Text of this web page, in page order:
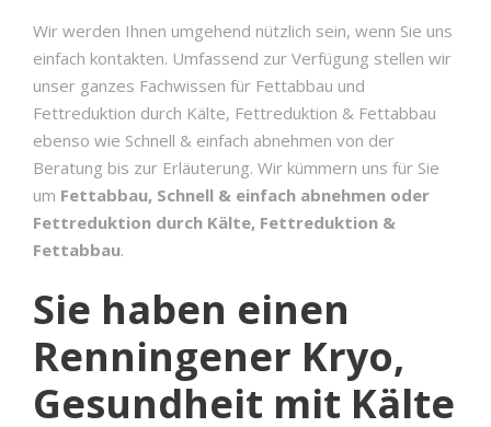
Wir werden Ihnen umgehend nützlich sein, wenn Sie uns
einfach kontakten. Umfassend zur Verfügung stellen wir
unser ganzes Fachwissen für Fettabbau und
Fettreduktion durch Kälte, Fettreduktion & Fettabbau
ebenso wie Schnell & einfach abnehmen von der
Beratung bis zur Erläuterung. Wir kümmern uns für Sie
um Fettabbau, Schnell & einfach abnehmen oder
Fettreduktion durch Kälte, Fettreduktion &
Fettabbau.
Sie haben einen
Renningener Kryo,
Gesundheit mit Kälte